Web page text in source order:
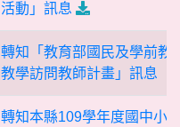
活動」訊息
轉知「教育部國民及學前教
教學訪問教師計畫」訊息
轉知本縣109學年度國中小